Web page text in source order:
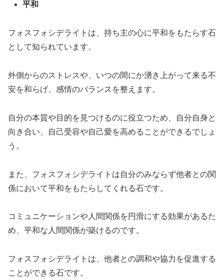
平和
フォスフォシデライトは、持ち主の心に平和をもたらす石
として知られています。
外側からのストレスや、いつの間にか湧き上がって来る不
安を和らげ、感情のバランスを整えます。
自分の本質や目的を見つけるのに役立つため、自分自身と
向き合い、自己受容や自己愛を高めることができるでしょ
う。
また、フォスフォシデライトは自分のみならず他者との関
係において平和をもたらしてくれる石です。
コミュニケーションや人間関係を円滑にする効果があるた
め、平和な人間関係が築けるのです。
フォスフォシデライトは、他者との調和や協力を促進する
ことができる石です。